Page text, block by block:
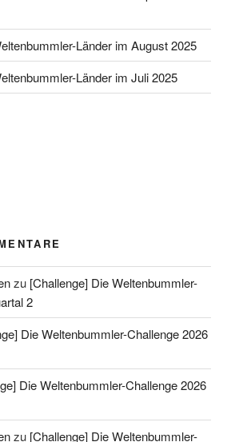
Länder im August 2025
Länder im Juli 2025
zu [Challenge] Die Weltenbummler-
2
Die Weltenbummler-Challenge 2026
Die Weltenbummler-Challenge 2026
zu [Challenge] Die Weltenbummler-